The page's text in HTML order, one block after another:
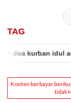
TAG
kurban idul adha